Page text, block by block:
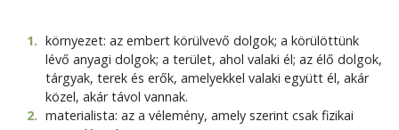
1. környezet: az embert körülvevő dolgok; a körülöttünk
lévő anyagi dolgok; a terület, ahol valaki él; az élő dolgok,
tárgyak, terek és erők, amelyekkel valaki együtt él, akár
közel, akár távol vannak.
2. materialista: az a vélemény, amely szerint csak fizikai